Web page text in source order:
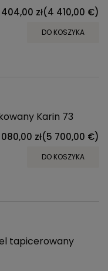
404,00 zł(4 410,00 €)
DO KOSZYKA
Karin 73
zł(5 700,00 €)
DO KOSZYKA
tapicerowany